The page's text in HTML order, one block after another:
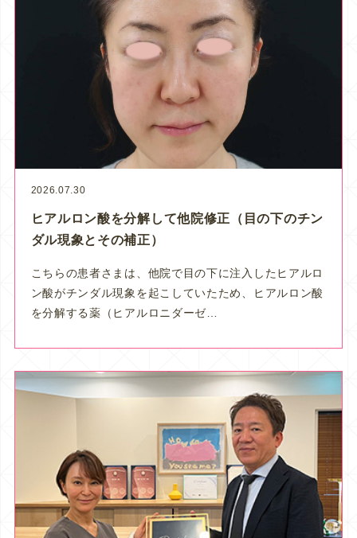
2026.07.30
ヒアルロン酸を分解して他院修正（目の下のチン
ダル現象とその補正）
こちらの患者さまは、他院で目の下に注入したヒアルロ
ン酸がチンダル現象を起こしていたため、ヒアルロン酸
を分解する薬（ヒアルロニダーゼ…